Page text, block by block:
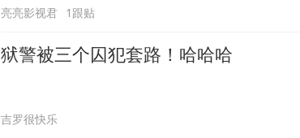
亮亮影视君 1跟贴
狱警被三个囚犯套路！哈哈哈
吉罗很快乐